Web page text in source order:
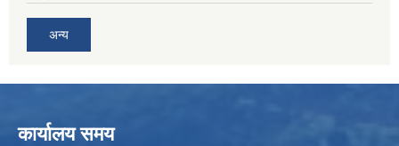
अन्य
कार्यालय समय